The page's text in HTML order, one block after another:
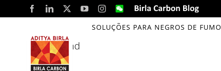
to
content
FacebookLinkedIn YouTubeInstagram
WeChatBirla
Carbon
Blog
SOLUÇÕES PARA NEGROS DE FUMO
Thailand